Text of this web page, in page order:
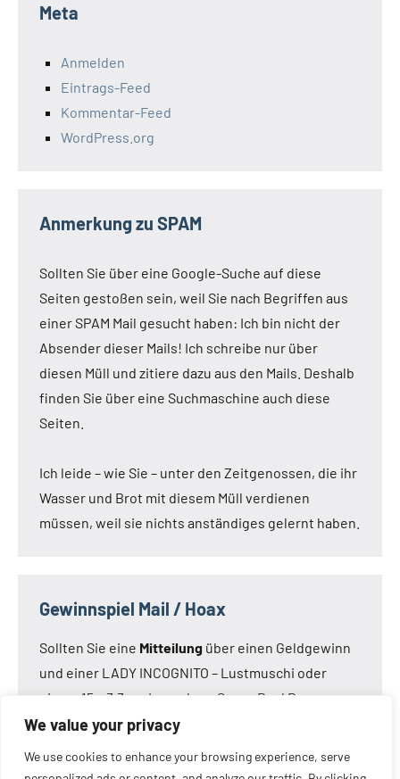
We value your privacy
We use cookies to enhance your browsing experience, serve
Meta
Anmelden
Eintrags-Feed
Kommentar-Feed
WordPress.org
Anmerkung zu SPAM
Sollten Sie über eine Google-Suche auf diese
Seiten gestoßen sein, weil Sie nach Begriffen aus
einer SPAM Mail gesucht haben: Ich bin nicht der
Absender dieser Mails! Ich schreibe nur über
diesen Müll und zitiere dazu aus den Mails. Deshalb
finden Sie über eine Suchmaschine auch diese
Seiten.
Ich leide – wie Sie – unter den Zeitgenossen, die ihr
Wasser und Brot mit diesem Müll verdienen
müssen, weil sie nichts anständiges gelernt haben.
Gewinnspiel Mail / Hoax
Sollten Sie eine Mitteilung über einen Geldgewinn
und einer LADY INCOGNITO – Lustmuschi oder
einem 15 x 3,3 cm Loveclone Super Real Dong –
oder was immer den Kameraden noch einfällt –
Mail ist eine Fälschung.